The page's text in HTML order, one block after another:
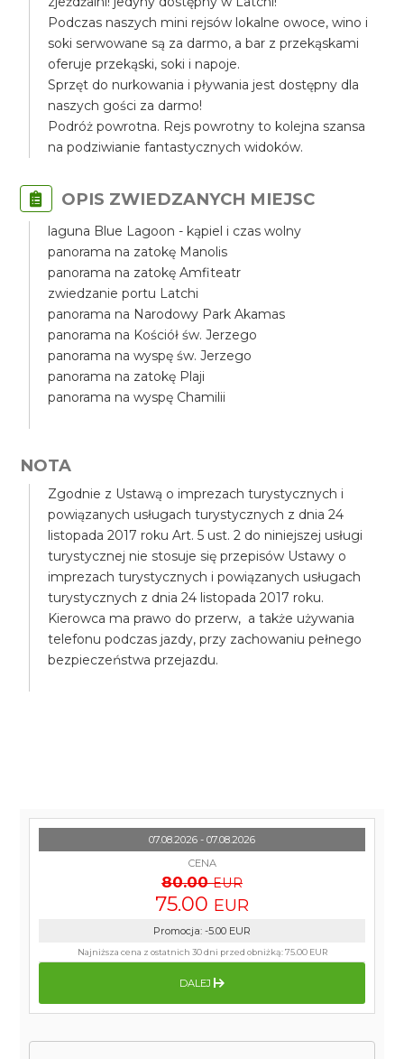
Podczas naszych mini rejsów lokalne owoce, wino i
soki serwowane są za darmo, a bar z przekąskami
oferuje przekąski, soki i napoje.
Sprzęt do nurkowania i pływania jest dostępny dla
naszych gości za darmo!
Podróż powrotna. Rejs powrotny to kolejna szansa
na podziwianie fantastycznych widoków.
OPIS ZWIEDZANYCH MIEJSC
laguna Blue Lagoon - kąpiel i czas wolny
panorama na zatokę Manolis
panorama na zatokę Amfiteatr
zwiedzanie portu Latchi
panorama na Narodowy Park Akamas
panorama na Kościół św. Jerzego
panorama na wyspę św. Jerzego
panorama na zatokę Plaji
panorama na wyspę Chamilii
NOTA
Zgodnie z Ustawą o imprezach turystycznych i
powiązanych usługach turystycznych z dnia 24
listopada 2017 roku Art. 5 ust. 2 do niniejszej usługi
turystycznej nie stosuje się przepisów Ustawy o
imprezach turystycznych i powiązanych usługach
turystycznych z dnia 24 listopada 2017 roku.
Kierowca ma prawo do przerw, a także używania
telefonu podczas jazdy, przy zachowaniu pełnego
bezpieczeństwa przejazdu.
07.08.2026 - 07.08.2026
CENA
80.00 EUR
75.00 EUR
Promocja: -5.00 EUR
Najniższa cena z ostatnich 30 dni przed obniżką:75.00 EUR
DALEJ